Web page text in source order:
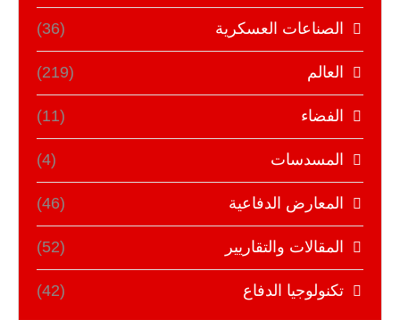
الصناعات العسكرية (36)
العالم (219)
الفضاء (11)
المسدسات (4)
المعارض الدفاعية (46)
المقالات والتقاريير (52)
تكنولوجيا الدفاع (42)